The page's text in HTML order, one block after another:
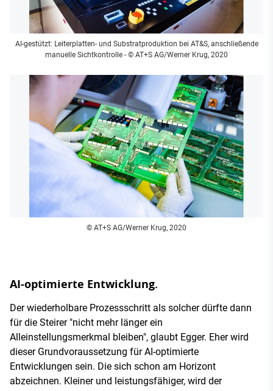
AI-gestützt: Leiterplatten- und Substratproduktion bei AT&S, anschließende
manuelle Sichtkontrolle - © AT+S AG/Werner Krug, 2020
© AT+S AG/Werner Krug, 2020
AI-optimierte Entwicklung.
Der wiederholbare Prozessschritt als solcher dürfte dann
für die Steirer "nicht mehr länger ein
Alleinstellungsmerkmal bleiben", glaubt Egger. Eher wird
dieser Grundvoraussetzung für AI-optimierte
Entwicklungen sein. Die sich schon am Horizont
abzeichnen. Kleiner und leistungsfähiger, wird der